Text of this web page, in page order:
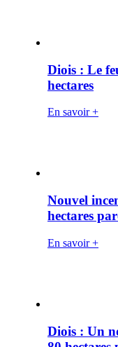
Diois : Le
hectares
En savoir +
Nouvel
hectares
En savoir +
Diois : Un